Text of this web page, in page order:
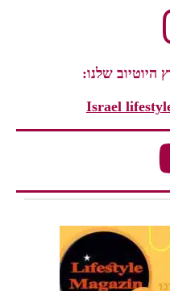
שלנו:
Israel